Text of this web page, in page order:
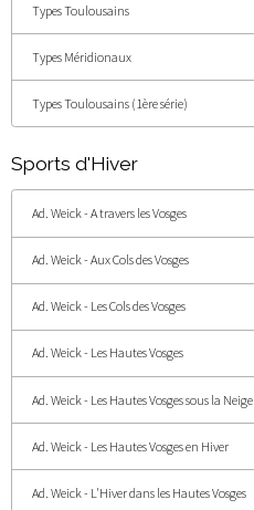
Types Toulousains
Types Méridionaux
Types Toulousains (1ère série)
Sports d'Hiver
Ad. Weick - A travers les Vosges
Ad. Weick - Aux Cols des Vosges
Ad. Weick - Les Cols des Vosges
Ad. Weick - Les Hautes Vosges
Ad. Weick - Les Hautes Vosges sous la Neige
Ad. Weick - Les Hautes Vosges en Hiver
Ad. Weick - L'Hiver dans les Hautes Vosges